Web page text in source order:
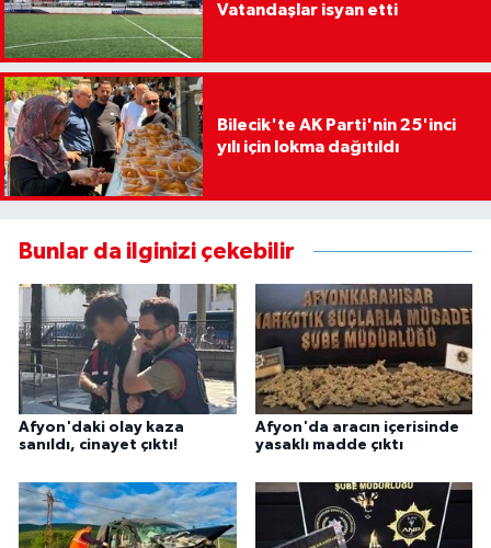
Vatandaşlar isyan etti
Bilecik'te AK Parti'nin 25'inci
yılı için lokma dağıtıldı
Bunlar da ilginizi çekebilir
Afyon'daki olay kaza
sanıldı, cinayet çıktı!
Afyon'da aracın içerisinde
yasaklı madde çıktı